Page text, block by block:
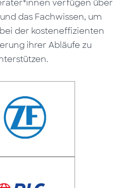
verfügen über
das Fachwissen, um
der kosteneffizienten
ihrer Abläufe zu